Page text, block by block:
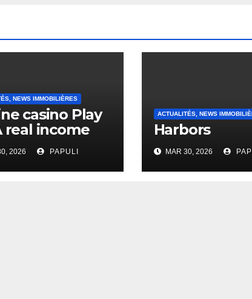
NEWS IMMOBILIÈRES
casino Play
real income
2026 PAPULI
ACTUALITÉS, NEWS
Harbors
MAR 30, 2026